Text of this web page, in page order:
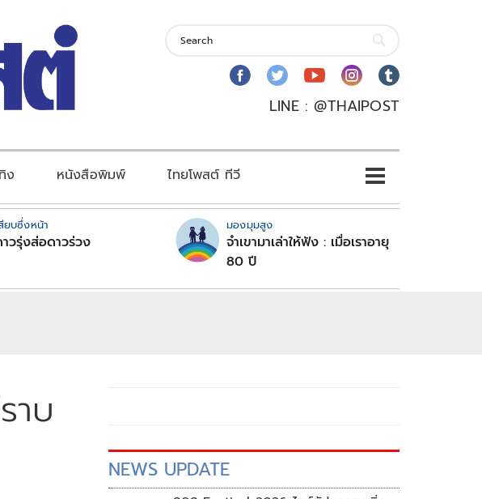
LINE : @THAIPOST
ง หนังสือพิมพ์ ไทยโพสต์ ทีวี
ยบซึ่งหน้า
วรุ่งส่อดาวร่วง
มองมุมสูง
จำเขามาเล่าให้ฟัง : เมื่อเราอายุ
80 ปี
าบ
NEWS UPDATE